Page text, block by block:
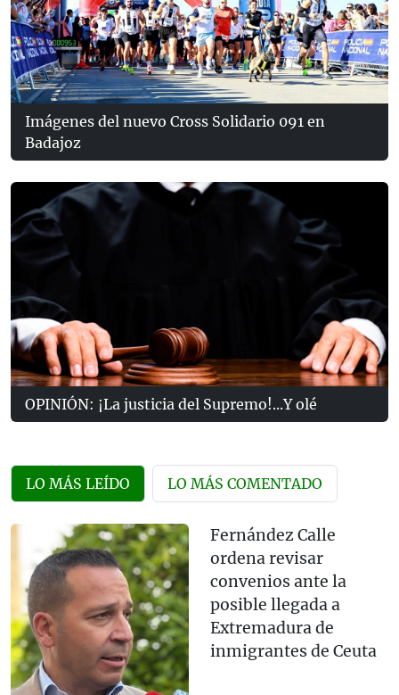
Imágenes del nuevo Cross Solidario 091 en
Badajoz
OPINIÓN: ¡La justicia del Supremo!...Y olé
LO MÁS LEÍDO LO MÁS COMENTADO
Fernández Calle
ordena revisar
convenios ante la
posible llegada a
Extremadura de
inmigrantes de Ceuta